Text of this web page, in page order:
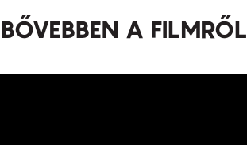
BŐVEBBEN A FILMRŐL